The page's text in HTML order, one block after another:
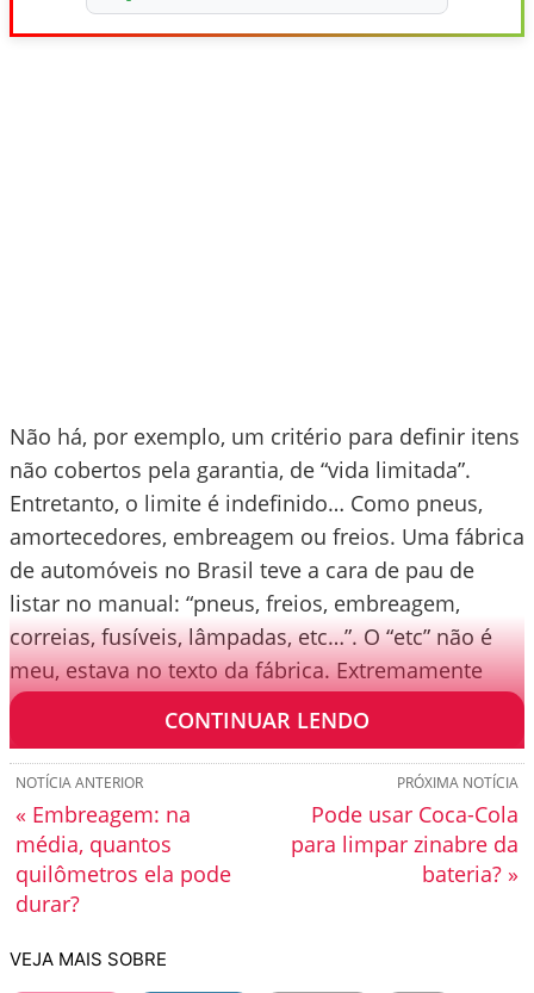
Não há, por exemplo, um critério para definir itens
não cobertos pela garantia, de “vida limitada”.
Entretanto, o limite é indefinido… Como pneus,
amortecedores, embreagem ou freios. Uma fábrica
de automóveis no Brasil teve a cara de pau de
listar no manual: “pneus, freios, embreagem,
correias, fusíveis, lâmpadas, etc…”. O “etc” não é
meu, estava no texto da fábrica. Extremamente
conveniente para a fábrica e lesivo ao consumidor.
CONTINUAR LENDO
PRÓXIMA NOTÍCIA
Pode usar Coca-Cola
para limpar zinabre da
bateria? »
NOTÍCIA ANTERIOR
« Embreagem: na
média, quantos
quilômetros ela pode
durar?
VEJA MAIS SOBRE